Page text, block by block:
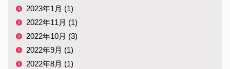
2023年1月 (1)
2022年11月 (1)
2022年10月 (3)
2022年9月 (1)
2022年8月 (1)